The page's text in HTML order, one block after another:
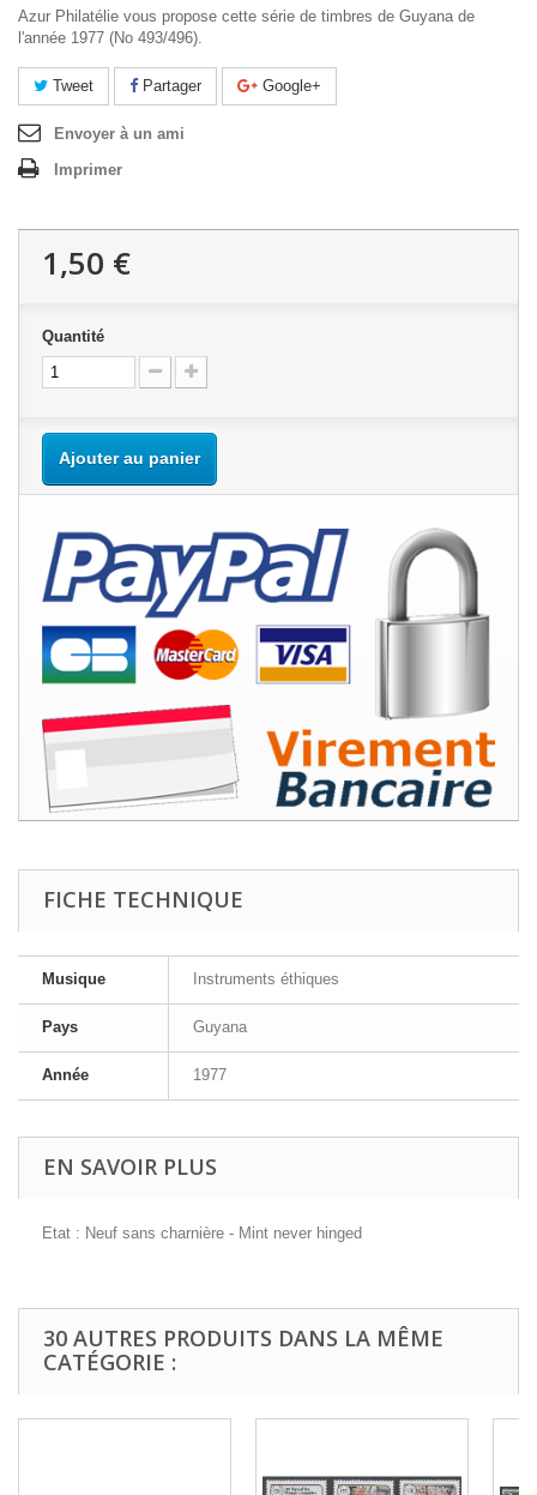
Azur Philatélie vous propose cette série de timbres de Guyana de
l'année 1977 (No 493/496).
Tweet Partager Google+
Envoyer à un ami
Imprimer
1,50 €
Quantité
Ajouter au panier
FICHE TECHNIQUE
Musique Instruments éthiques
Pays Guyana
Année 1977
EN SAVOIR PLUS
Etat : Neuf sans charnière - Mint never hinged
30 AUTRES PRODUITS DANS LA MÊME
CATÉGORIE :